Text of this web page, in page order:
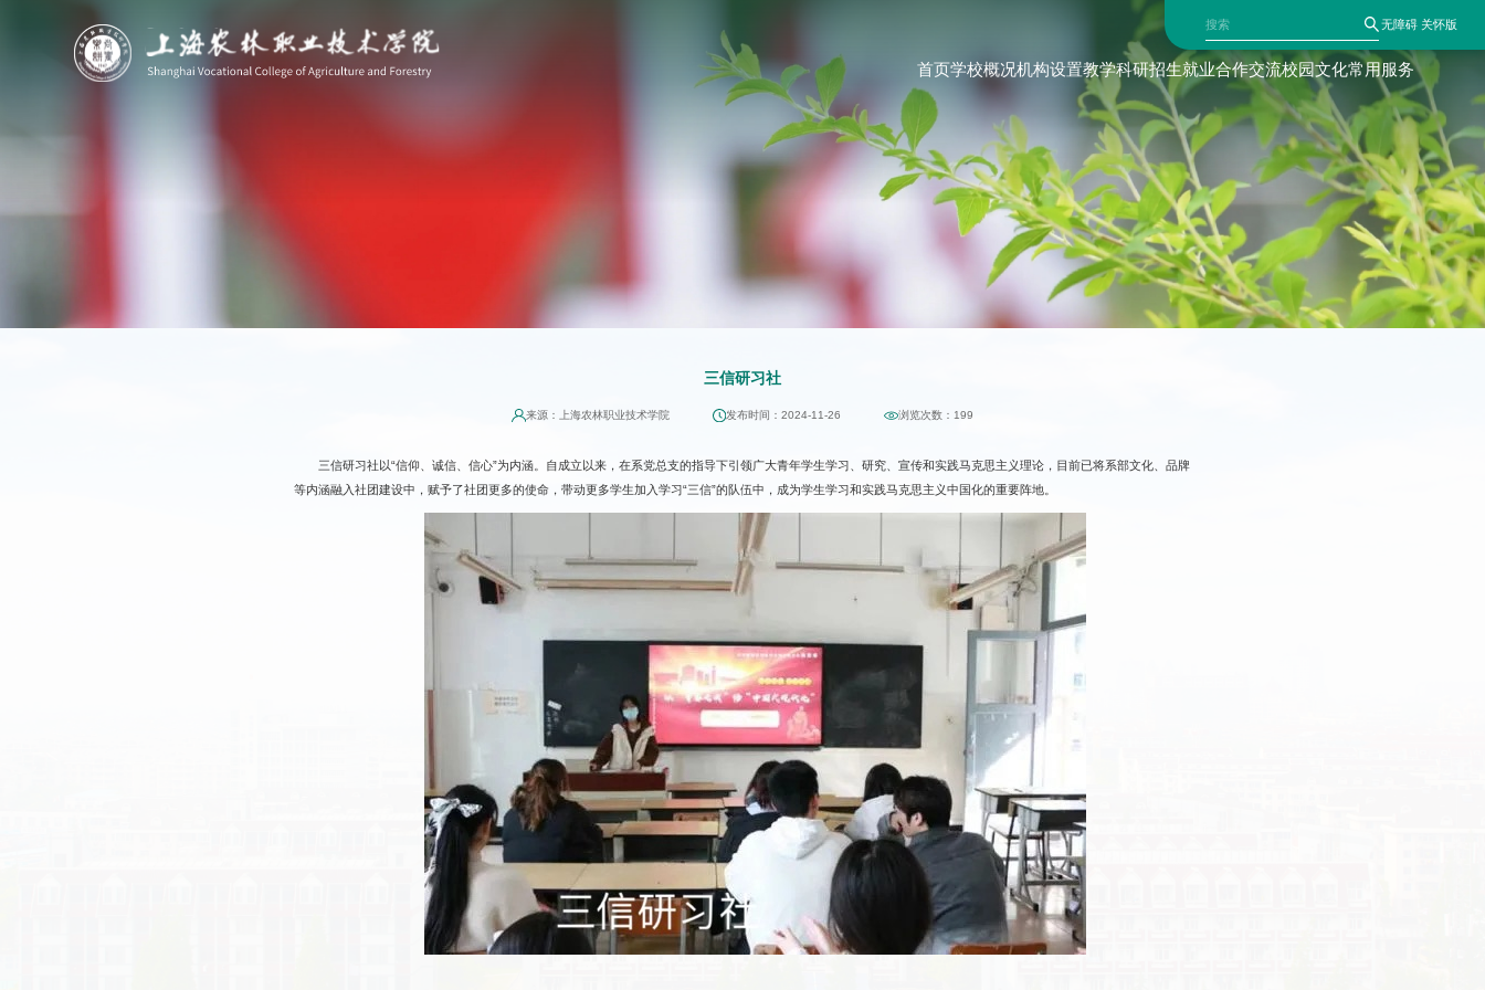
无障碍 关怀版
首页学校概况机构设置教学科研招生就业合作交流校园文化常用服务
三信研习社
来源：上海农林职业技术学院 发布时间：2024-11-26 浏览次数： 199
三信研习社以“信仰、诚信、信心”为内涵。自成立以来，在系党总支的指导下引领广大青年学生学习、研究、宣传和实践马克思主义理论，目前已将系部文化、品牌
等内涵融入社团建设中，赋予了社团更多的使命，带动更多学生加入学习“三信”的队伍中，成为学生学习和实践马克思主义中国化的重要阵地。